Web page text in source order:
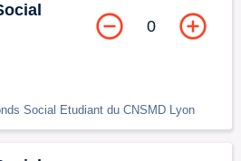
Social Etudiant du CNSMD Lyon
0